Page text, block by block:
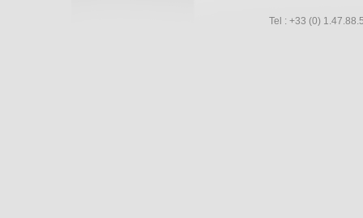
Tel : +33 (0)